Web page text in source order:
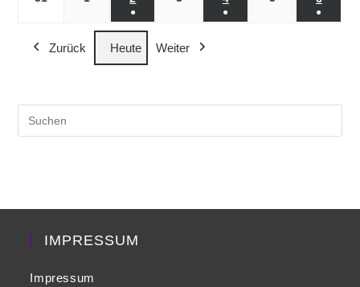
Veranstaltung)
Veranstaltung)
●
(1
Veranstaltung)
● ●
Zurück Heute Weiter
IMPRESSUM
Impressum